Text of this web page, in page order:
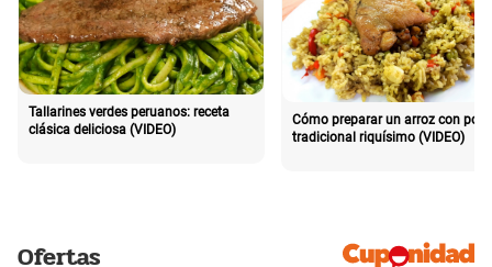
Tallarines verdes peruanos: receta
clásica deliciosa (VIDEO)
Cómo preparar un arroz con pollo
tradicional riquísimo (VIDEO)
Ofertas